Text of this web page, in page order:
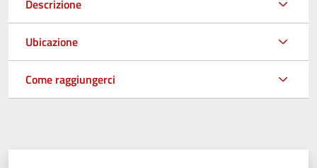
Descrizione
Ubicazione
Come raggiungerci